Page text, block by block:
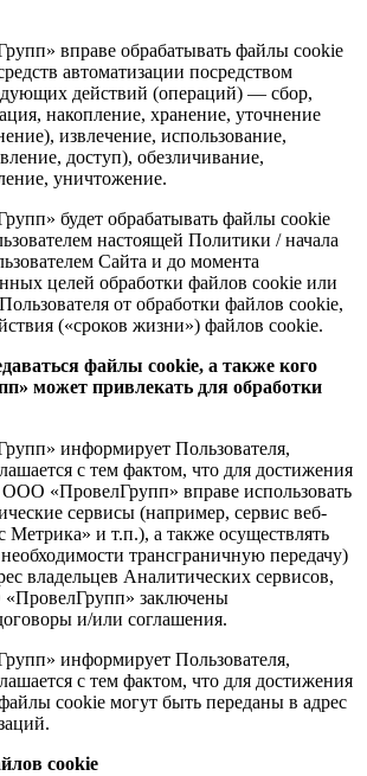
вправе обрабатывать файлы cookie
автоматизации посредством
действий (операций) — сбор,
накопление, хранение, уточнение
извлечение, использование,
доступ), обезличивание,
уничтожение.
будет обрабатывать файлы cookie
настоящей Политики / начала
Сайта и до момента
целей обработки файлов cookie или
от обработки файлов cookie,
(«сроков жизни») файлов cookie.
файлы cookie, а также кого
может привлекать для обработки
информирует Пользователя,
с тем фактом, что для достижения
«ПровелГрупп» вправе использовать
сервисы (например, сервис веб-
Метрика» и т.п.), а также осуществлять
трансграничную передачу)
владельцев Аналитических сервисов,
заключены
и/или соглашения.
информирует Пользователя,
с тем фактом, что для достижения
cookie могут быть переданы в адрес
cookie